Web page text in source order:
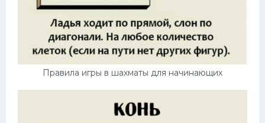
Правила игры в шахматы для начинающих